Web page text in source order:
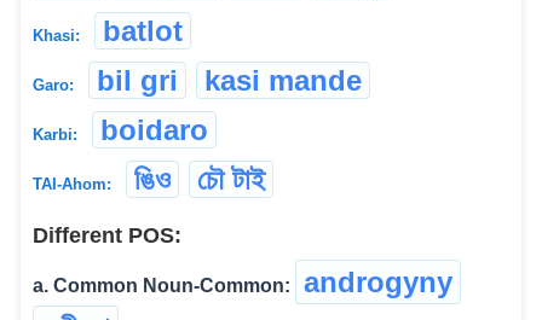
Khasi: batlot
Garo: bil gri kasi mande
Karbi: boidaro
TAI-Ahom: ঙিও চৌ টাই
Different POS:
a. Common Noun-Common:
androgyny